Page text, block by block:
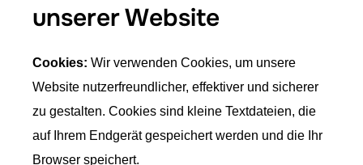
unserer Website
Cookies: Wir verwenden Cookies, um unsere
Website nutzerfreundlicher, effektiver und sicherer
zu gestalten. Cookies sind kleine Textdateien, die
auf Ihrem Endgerät gespeichert werden und die Ihr
Browser speichert.